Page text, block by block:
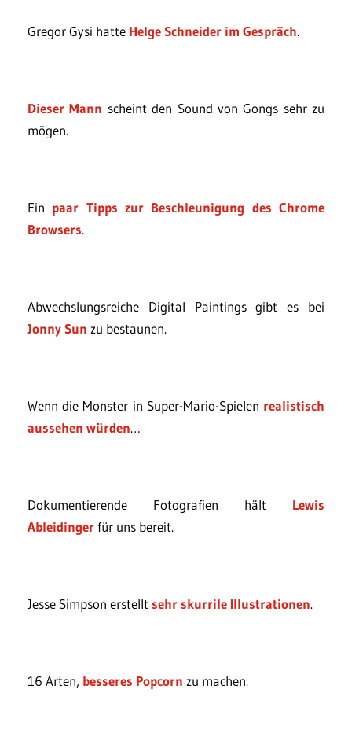
Gregor Gysi hatte Helge Schneider im Gespräch.
Dieser Mann scheint den Sound von Gongs sehr zu
mögen.
Ein paar Tipps zur Beschleunigung des Chrome
Browsers.
Abwechslungsreiche Digital Paintings gibt es bei
Jonny Sun zu bestaunen.
Wenn die Monster in Super-Mario-Spielen realistisch
aussehen würden…
Dokumentierende Fotografien hält Lewis
Ableidingerfür uns bereit.
Jesse Simpson erstellt sehr skurrile Illustrationen.
16 Arten, besseres Popcorn zu machen.